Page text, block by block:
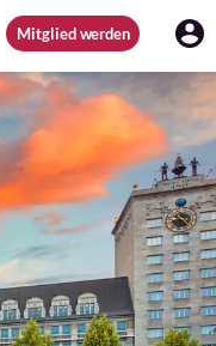
Mitglied werden